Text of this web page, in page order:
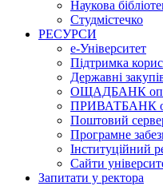
Наукова
Студмістечко
РЕСУРСИ
е-Університет
Підтримка
Державні
ОЩАДБАНК
ПРИВАТБАНК
Поштовий
Програмне
Інституційний
Сайти
Запитати у ректора